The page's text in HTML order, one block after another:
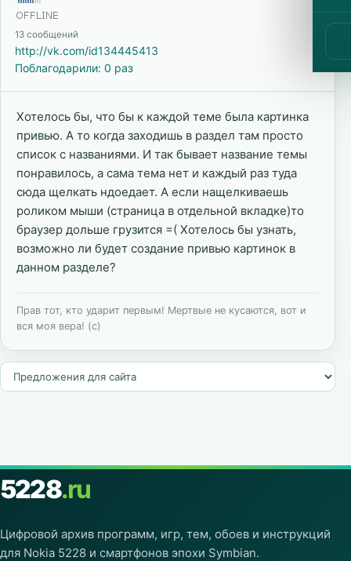
13 сообщений
http://vk.com/id134445413
Поблагодарили: 0 раз
Хотелось бы, что бы к каждой теме была картинка
привью. А то когда заходишь в раздел там просто
список с названиями. И так бывает название темы
понравилось, а сама тема нет и каждый раз туда
сюда щелкать ндоедает. А если нащелкиваешь
роликом мыши (страница в отдельной вкладке)то
браузер дольше грузится =( Хотелось бы узнать,
возможно ли будет создание привью картинок в
данном разделе?
Прав тот, кто ударит первым! Мертвые не кусаются, вот и
вся моя вера! (с)
5228.ru
Цифровой архив программ, игр, тем, обоев и инструкций
для Nokia 5228 и смартфонов эпохи Symbian.